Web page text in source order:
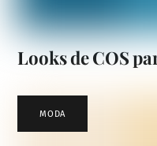
Looks de COS
MODA